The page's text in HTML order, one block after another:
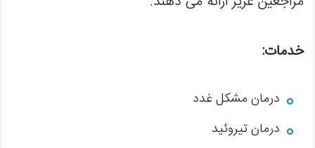
خدمات:
درمان مشکل غدد
درمان تیروئید